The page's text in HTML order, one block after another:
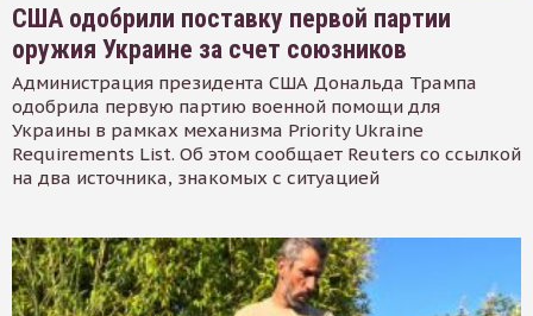
США одобрили поставку первой партии
оружия Украине за счет союзников
Администрация президента США Дональда Трампа
одобрила первую партию военной помощи для
Украины в рамках механизма Priority Ukraine
Requirements List. Об этом сообщает Reuters со ссылкой
на два источника, знакомых с ситуацией